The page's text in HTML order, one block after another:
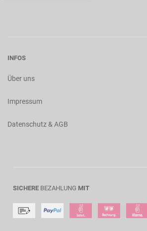
INFOS
Über uns
Impressum
Datenschutz & AGB
SICHERE BEZAHLUNG MIT